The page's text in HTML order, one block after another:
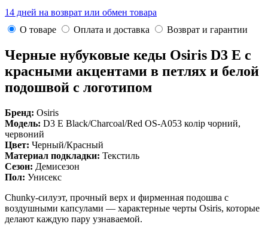
14 дней на возврат или обмен товара
О товаре
Оплата и доставка Возврат и гарантии
Черные нубуковые кеды Osiris D3 E с
красными акцентами в петлях и белой
подошвой с логотипом
Бренд: Osiris
Модель: D3 E Black/Charcoal/Red OS-A053 колір чорний,
червоний
Цвет: Черный/Красный
Материал подкладки: Текстиль
Сезон: Демисезон
Пол: Унисекс
Chunky-силуэт, прочный верх и фирменная подошва с
воздушными капсулами — характерные черты Osiris, которые
делают каждую пару узнаваемой.